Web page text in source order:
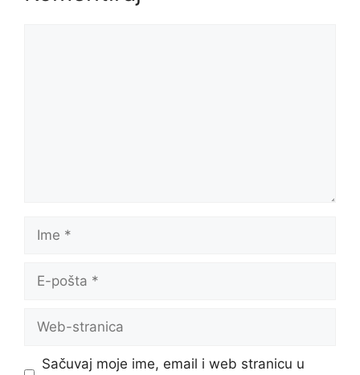
Ime
pošta
Web-
Sačuvaj moje ime, email i web stranicu u